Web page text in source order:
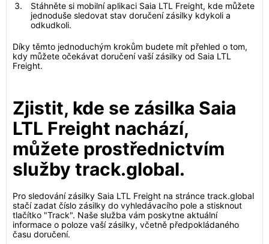
Stáhněte si mobilní aplikaci Saia LTL Freight, kde můžete
jednoduše sledovat stav doručení zásilky kdykoli a
odkudkoli.
Díky těmto jednoduchým krokům budete mít přehled o tom,
kdy můžete očekávat doručení vaší zásilky od Saia LTL
Freight.
Zjistit, kde se zásilka Saia
LTL Freight nachází,
můžete prostřednictvím
služby track.global.
Pro sledování zásilky Saia LTL Freight na stránce track.global
stačí zadat číslo zásilky do vyhledávacího pole a stisknout
tlačítko "Track". Naše služba vám poskytne aktuální
informace o poloze vaší zásilky, včetně předpokládaného
času doručení.